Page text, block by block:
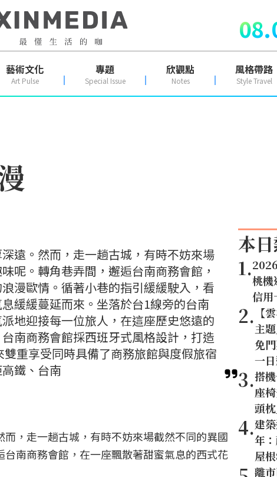
藝術文化
Art Pulse
專題
Special Issue
欣觀點
Notes
風格帶路
Style Travel
遠。然而，走一趟古城，有時不妨來場
呢。轉角巷弄間，邂逅台南商務會館，
漫歐情。循著小巷的指引緩緩駛入，看
緩緩蔓延而來。坐落於台1線旁的台南
地迎接每一位旅人，在這座歷史悠遠的
南商務會館採西班牙式風格設計，打造
重享受同時具備了商務旅館與度假旅宿
鐵、台南
，走一趟古城，有時不妨來場截然不同的異國
南商務會館，在一座飄散著甜蜜氣息的西式花
本
1.桃機
信用
2. 【
主
免
一
3.搭
座
頭
4.建
年
屋
離